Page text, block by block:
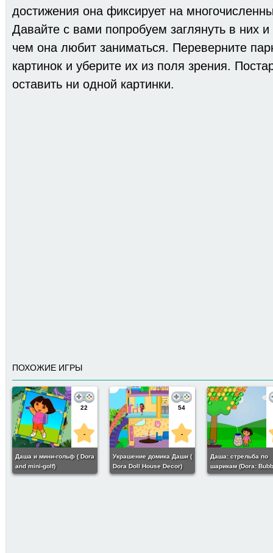
достижения она фиксирует на
Давайте с вами попробуем заглянуть в них и
чем она любит заниматься. Переверните
картинок и уберите их из поля зрения.
оставить ни одной картинки.
ПОХОЖИЕ ИГРЫ
22
-
Даша и мини-гольф ( Dora
and mini-golf)
54
-
Украшение домика Даши (
Dora Doll House Decor)
Даша: стрельба по
шарикам (Dora:
Shooter)